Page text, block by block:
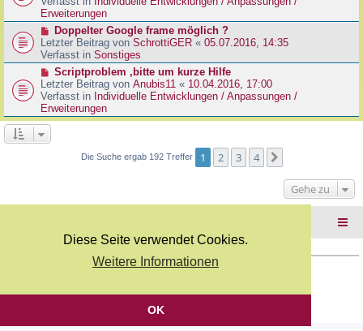
Diese Seite verwendet Cookies.
Weitere Informationen
OK
g
i
t
a
g
e
r
B
e
i
r
a
g
Erweiterungen
N
e
u
e
r
B
e
i
t
r
Doppelter Google frame möglich ?
Letzter Beitrag von SchrottiGER « 05.07.2016, 14:35
Verfasst in Sonstiges
N
e
u
e
r
e
g
Scriptproblem ,bitte um kurze Hilfe
Letzter Beitrag von Anubis11 « 10.04.2016, 17:00
Verfasst in Individuelle Entwicklungen / Anpassungen /
Erweiterungen
Die Suche ergab 192 Treffer 1 2 3 4
Gehe zu
Deutsche Übersetzung durchphpBB.de